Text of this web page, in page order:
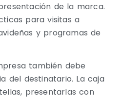
de la marca.
para visitas a
y programas de
también debe
del destinatario. La caja
presentarlas con